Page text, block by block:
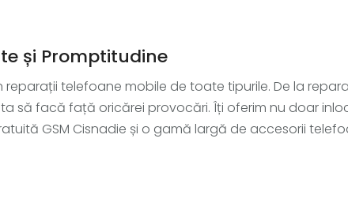
și Promptitudine
reparații telefoane mobile de toate tipurile. De la
să facă față oricărei provocări. Îți oferim nu doar
GSM Cisnadie și o gamă largă de accesorii